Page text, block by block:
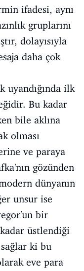
ifadesi, aynı
gruplarını
dolayısıyla
daha çok
uyandığında ilk
Bu kadar
bile aklına
olması
ve paraya
gözünden
dünyanın
unsur ise
bir
üstlendiği
ki bu
eve para